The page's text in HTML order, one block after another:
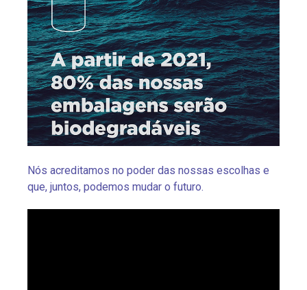
Nós acreditamos no poder das nossas escolhas e
que, juntos, podemos mudar o futuro.